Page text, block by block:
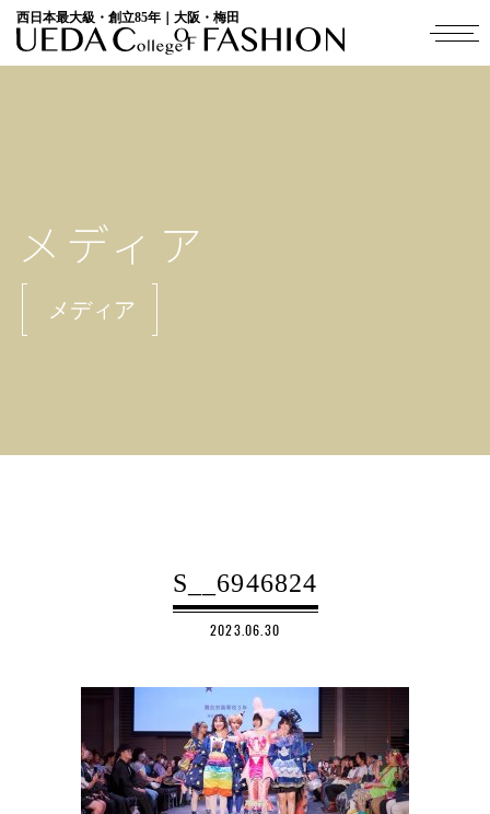
西日本最大級・創立85年｜大阪・梅田
メディア
メディア
S__6946824
2023.06.30